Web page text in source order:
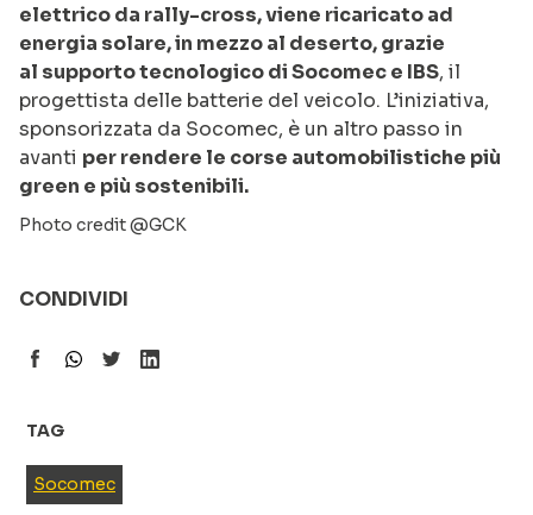
elettrico da rally-cross, viene ricaricato ad
energia solare, in mezzo al deserto, grazie
al supporto tecnologico di Socomec e IBS, il
progettista delle batterie del veicolo. L’iniziativa,
sponsorizzata da Socomec, è un altro passo in
avanti per rendere le corse automobilistiche più
green e più sostenibili.
Photo credit @GCK
CONDIVIDI
TAG
Socomec